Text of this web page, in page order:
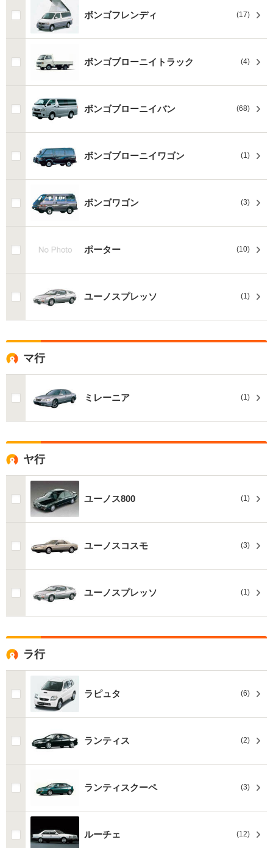
ボンゴフレンディ (17)
ボンゴブローニイトラック (4)
ボンゴブローニイバン (68)
ボンゴブローニイワゴン (1)
ボンゴワゴン (3)
ポーター (10)
ユーノスプレッソ (1)
マ行
ミレーニア (1)
ヤ行
ユーノス800 (1)
ユーノスコスモ (3)
ユーノスプレッソ (1)
ラ行
ラピュタ (6)
ランティス (2)
ランティスクーペ (3)
ルーチェ (12)